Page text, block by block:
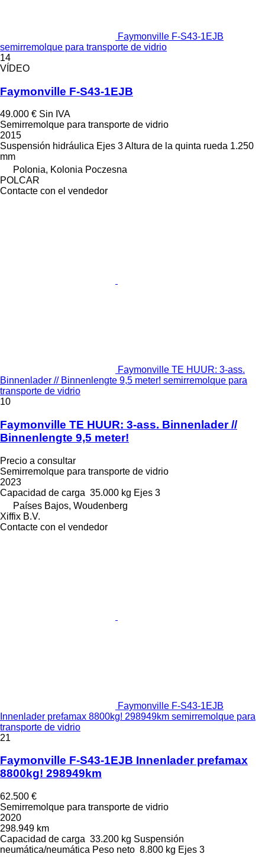
Faymonville F-S43-1EJB
semirremolque para transporte de vidrio
14
VÍDEO
Faymonville F-S43-1EJB
49.000 € Sin IVA
Semirremolque para transporte de vidrio
2015
Suspensión hidráulica Ejes 3Altura de la quinta rueda 1.250
mm
Polonia, Kolonia Poczesna
POLCAR
Contacte con el vendedor
Faymonville TE HUUR: 3-ass.
Binnenlader // Binnenlengte 9,5 meter! semirremolque para
transporte de vidrio
10
Faymonville TE HUUR: 3-ass. Binnenlader //
Binnenlengte 9,5 meter!
Precio a consultar
Semirremolque para transporte de vidrio
2023
Capacidad de carga 35.000 kg Ejes 3
Países Bajos, Woudenberg
Xiffix B.V.
Contacte con el vendedor
Faymonville F-S43-1EJB
Innenlader prefamax 8800kg! 298949km semirremolque para
transporte de vidrio
21
Faymonville F-S43-1EJB Innenlader prefamax
8800kg! 298949km
62.500 €
Semirremolque para transporte de vidrio
2020
298.949 km
Capacidad de carga 33.200 kg Suspensión
neumática/neumática Peso neto 8.800 kg Ejes 3